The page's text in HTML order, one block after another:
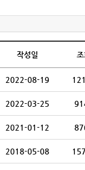
작성일 조
2022-08-19
2022-03-25
2021-01-12
2018-05-08